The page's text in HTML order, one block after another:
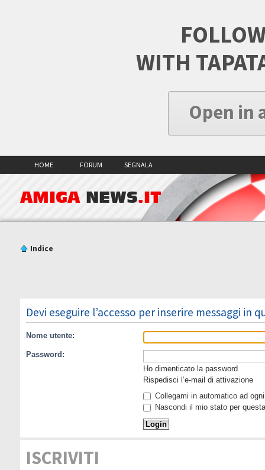
WITH
Open in
HOME FORUM SEGNALA
AMIGA NEWS.IT
Indice
Devi eseguire l’accesso per inserire messaggi in
Nome utente:
Password:
Ho dimenticato la password
Rispedisci l’e-mail di attivazione
Collegami in automatico ad
Nascondi il mio stato per
ISCRIVITI